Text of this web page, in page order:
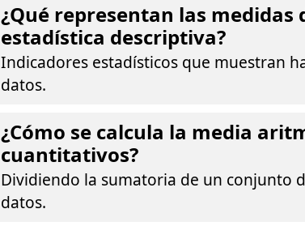
¿Qué representan las
estadística descriptiva?
Indicadores estadísticos que muestran
datos.
¿Cómo se calcula la media
cuantitativos?
Dividiendo la sumatoria de un conjunto
datos.